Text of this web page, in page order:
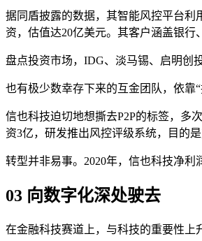
据同盾披露的数据，其智能风控平台
资，估值达20亿美元。其客户涵盖银行
盘点投资市场，IDG、淡马锡、启明创
也有极少数幸存下来的互金团队，依靠“
信也科技迫切地想撕去P2P的标签，多
资3亿，研发推出风控评级系统，目的
转型并非易事。2020年，信也科技净
03 向数字化深处驶去
在金融科技赛道上，与科技的重要性上